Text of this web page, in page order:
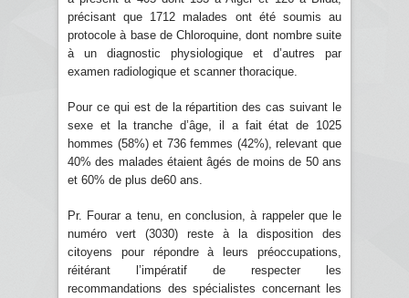
précisant que 1712 malades ont été soumis au
protocole à base de Chloroquine, dont nombre suite
à un diagnostic physiologique et d’autres par
examen radiologique et scanner thoracique.
Pour ce qui est de la répartition des cas suivant le
sexe et la tranche d’âge, il a fait état de 1025
hommes (58%) et 736 femmes (42%), relevant que
40% des malades étaient âgés de moins de 50 ans
et 60% de plus de60 ans.
Pr. Fourar a tenu, en conclusion, à rappeler que le
numéro vert (3030) reste à la disposition des
citoyens pour répondre à leurs préoccupations,
réitérant l’impératif de respecter les
recommandations des spécialistes concernant les